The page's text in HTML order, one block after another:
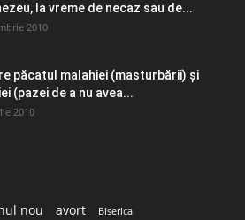
la vreme de necaz sau de...
2010
păcatul malahiei (masturbării) şi
(pazei de a nu avea...
2010
nou avort Biserica